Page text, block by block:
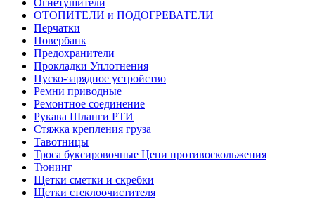
Огнетушители
ОТОПИТЕЛИ и ПОДОГРЕВАТЕЛИ
Перчатки
Повербанк
Предохранители
Прокладки Уплотнения
Пуско-зарядное устройство
Ремни приводные
Ремонтное соединение
Рукава Шланги РТИ
Стяжка крепления груза
Тавотницы
Троса буксировочные Цепи противоскольжения
Тюнинг
Щетки сметки и скребки
Щетки стеклоочистителя